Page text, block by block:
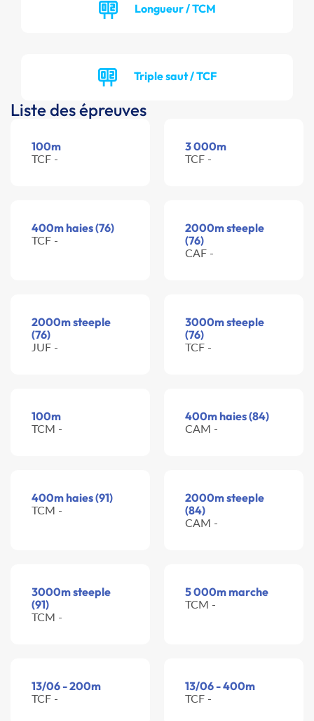
Longueur / TCM
Triple saut / TCF
Liste des épreuves
100m
TCF -
3 000m
TCF -
400m haies (76)
TCF -
2000m steeple
(76)
CAF -
2000m steeple
(76)
JUF -
3000m steeple
(76)
TCF -
100m
TCM -
400m haies (84)
CAM -
400m haies (91)
TCM -
2000m steeple
(84)
CAM -
3000m steeple
(91)
TCM -
5 000m marche
TCM -
13/06 - 200m
TCF -
13/06 - 400m
TCF -